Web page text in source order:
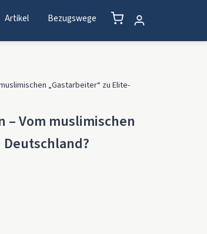
Artikel Bezugswege
„Gastarbeiter“ zu Elite-
– Vom muslimischen